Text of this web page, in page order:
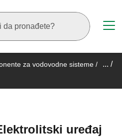
za vodovodne sisteme / ... /
uređaj